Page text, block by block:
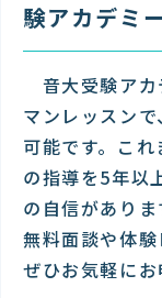
験アカデミ
音大受験アカ
マンレッスン
可能です。こ
の指導を5年以
の自信がありま
無料面談や体験
ぜひお気軽に